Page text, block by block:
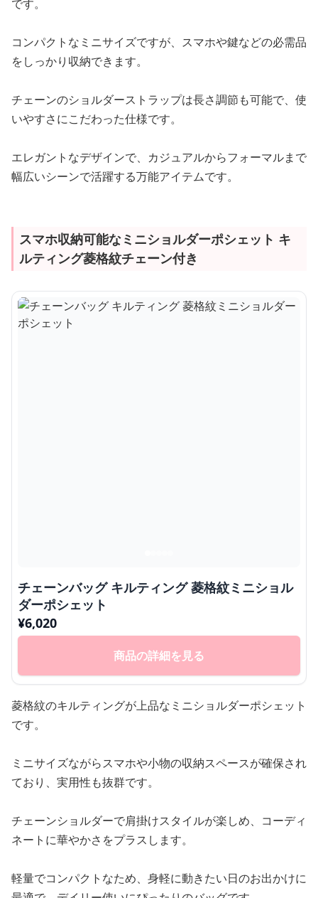
です。
コンパクトなミニサイズですが、スマホや鍵などの必需品
をしっかり収納できます。
チェーンのショルダーストラップは長さ調節も可能で、使
いやすさにこだわった仕様です。
エレガントなデザインで、カジュアルからフォーマルまで
幅広いシーンで活躍する万能アイテムです。
スマホ収納可能なミニショルダーポシェット キ
ルティング菱格紋チェーン付き
チェーンバッグ キルティング 菱格紋ミニショル
ダーポシェット
¥6,020
商品の詳細を見る
菱格紋のキルティングが上品なミニショルダーポシェット
です。
ミニサイズながらスマホや小物の収納スペースが確保され
ており、実用性も抜群です。
チェーンショルダーで肩掛けスタイルが楽しめ、コーディ
ネートに華やかさをプラスします。
軽量でコンパクトなため、身軽に動きたい日のお出かけに